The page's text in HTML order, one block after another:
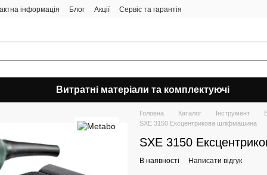
інформація Блог Акції Сервіс та гарантія
Витратні матеріали та комплектуючі
Головна Каталог Інструмент
SXE 3150 Ексцентрикова шліфмашина
SXE 3150
В наявності Написати відгук